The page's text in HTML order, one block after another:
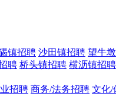
镇招聘 沙田镇招聘 望牛
聘 桥头镇招聘 横沥镇招聘
招聘 商务/法务招聘 文化/